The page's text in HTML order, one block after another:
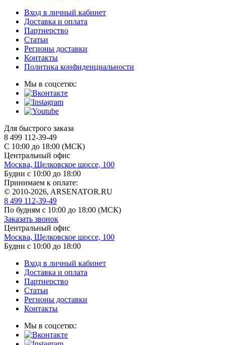
Вход в личный кабинет
Доставка и оплата
Партнерство
Статьи
Регионы доставки
Контакты
Политика конфиденциальности
Мы в соцсетях:
Для быстрого заказа
8 499 112-39-49
С 10:00 до 18:00 (МСК)
Центральный офис
Москва, Щелковское шоссе, 100
Будни с 10:00 до 18:00
Принимаем к оплате:
© 2010-2026, ARSENATOR.RU
8 499 112-39-49
По будням с 10:00 до 18:00 (МСК)
Заказать звонок
Центральный офис
Москва, Щелковское шоссе, 100
Будни с 10:00 до 18:00
Вход в личный кабинет
Доставка и оплата
Партнерство
Статьи
Регионы доставки
Контакты
Мы в соцсетях: